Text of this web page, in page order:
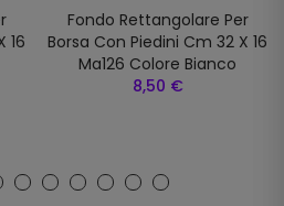
16
Fondo Rettangolare Per
Borsa Con Piedini Cm 32 X 16
Ma126 Colore Bianco
8,50 €